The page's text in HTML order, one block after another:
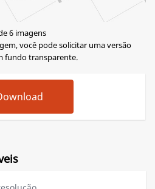
6 imagens
você pode solicitar uma versão
fundo transparente.